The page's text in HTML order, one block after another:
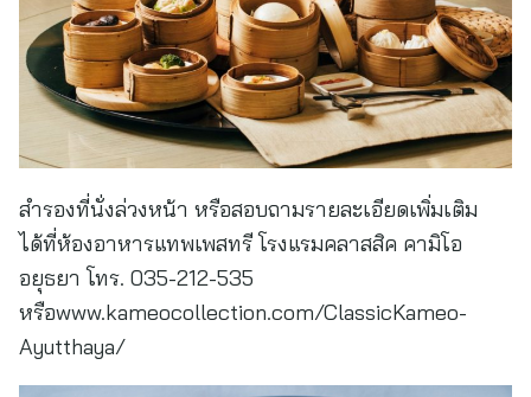
สำรองที่นั่งล่วงหน้า หรือสอบถามรายละเอียดเพิ่มเติม
ได้ที่ห้องอาหารแทพเพสทรี โรงแรมคลาสสิค คามิโอ
อยุธยา โทร. 035-212-535
หรือwww.kameocollection.com/ClassicKameo-
Ayutthaya/